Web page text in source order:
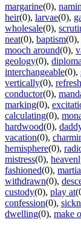
margarine(0),
heir(0), larvae(0),
wholesale(0),
neat(0), baptism(0),
mooch around(0),
geology(0),
interchangeable(0),
vertically(0), refresh
conductor(0),
marking(0),
calculating(0),
hardwood(0),
vacation(0),
hemisphere(0),
mistress(0),
fashioned(0),
withdrawn(0),
custody(0), play at
confession(0),
dwelling(0), make